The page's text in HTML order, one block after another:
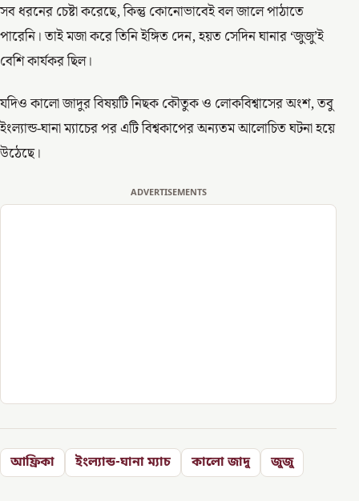
সব ধরনের চেষ্টা করেছে, কিন্তু কোনোভাবেই বল জালে পাঠাতে
পারেনি। তাই মজা করে তিনি ইঙ্গিত দেন, হয়ত সেদিন ঘানার ‘জুজু’ই
বেশি কার্যকর ছিল।
যদিও কালো জাদুর বিষয়টি নিছক কৌতুক ও লোকবিশ্বাসের অংশ, তবু
ইংল্যান্ড-ঘানা ম্যাচের পর এটি বিশ্বকাপের অন্যতম আলোচিত ঘটনা হয়ে
উঠেছে।
ADVERTISEMENTS
আফ্রিকা ইংল্যান্ড-ঘানা ম্যাচ কালো জাদু জুজু